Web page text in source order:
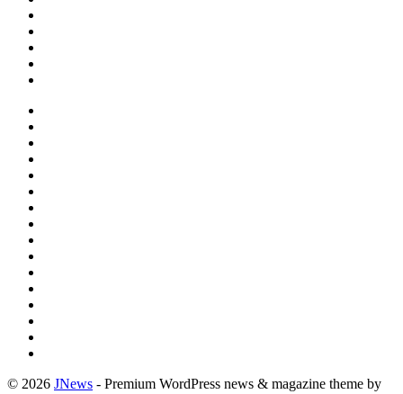
© 2026 JNews - Premium WordPress news & magazine theme by